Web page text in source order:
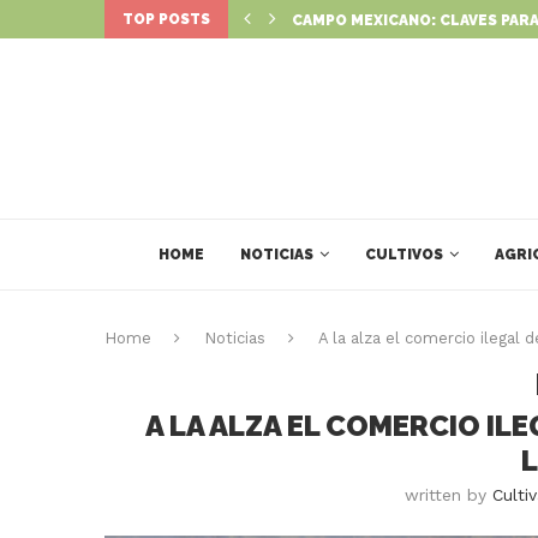
TOP POSTS
PROGRAMA PARA IMPULSAR... CAMPO MEXICANO: CLAVES
HOME NOTICIAS CULTIVOS
Home Noticias A la alza el comercio ilegal
A LA ALZA EL COMERCIO
written by